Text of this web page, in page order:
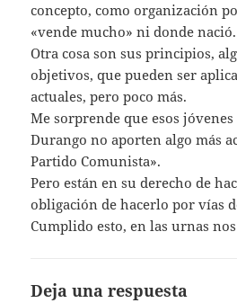
concepto, como organización
«vende mucho» ni donde nació.
Otra cosa son sus principios,
objetivos, que pueden ser
actuales, pero poco más.
Me sorprende que esos
Durango no aporten algo más
Partido Comunista».
Pero están en su derecho de
obligación de hacerlo por vías
Cumplido esto, en las urnas
Deja una respuesta